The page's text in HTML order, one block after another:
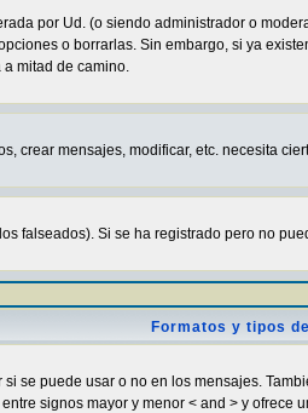
por Ud. (o siendo administrador o
o borrarlas. Sin embargo, si ya
mitad de camino.
crear mensajes, modificar, etc. necesita
falseados). Si se ha registrado pero no
Formatos y tipos
se puede usar o no en los mensajes.
signos mayor y menor < and > y